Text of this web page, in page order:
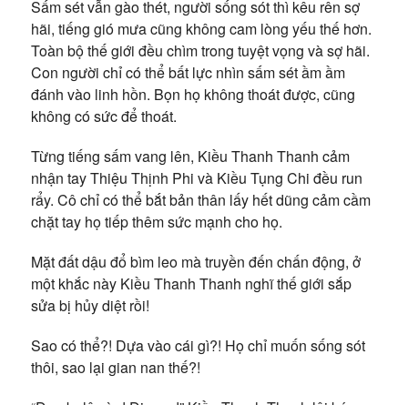
Sấm sét vẫn gào thét, người sống sót thì kêu rên sợ
hãi, tiếng gió mưa cũng không cam lòng yếu thế hơn.
Toàn bộ thế giới đều chìm trong tuyệt vọng và sợ hãi.
Con người chỉ có thể bất lực nhìn sấm sét ầm ầm
đánh vào linh hồn. Bọn họ không thoát được, cũng
không có sức để thoát.
Từng tiếng sấm vang lên, Kiều Thanh Thanh cảm
nhận tay Thiệu Thịnh Phi và Kiều Tụng Chi đều run
rẩy. Cô chỉ có thể bắt bản thân lấy hết dũng cảm cầm
chặt tay họ tiếp thêm sức mạnh cho họ.
Mặt đất dậu đổ bìm leo mà truyền đến chấn động, ở
một khắc này Kiều Thanh Thanh nghĩ thế giới sắp
sửa bị hủy diệt rồi!
Sao có thể?! Dựa vào cái gì?! Họ chỉ muốn sống sót
thôi, sao lại gian nan thế?!